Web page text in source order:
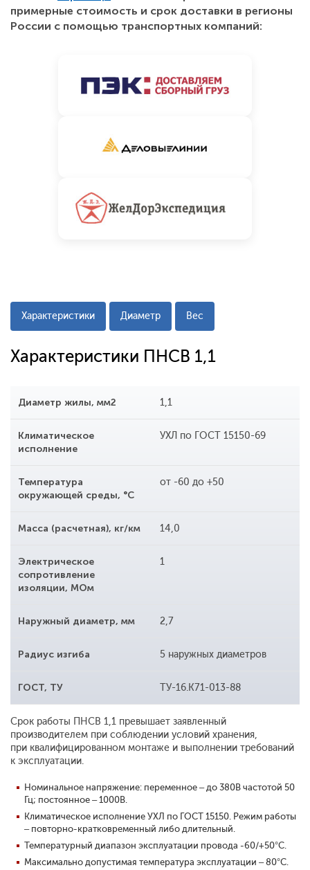
примерные стоимость и срок доставки в регионы
России с помощью транспортных компаний:
Характеристики Диаметр Вес
Характеристики ПНСВ 1,1
Диаметр жилы, мм2 1,1
Климатическое
исполнение
УХЛ по ГОСТ 15150-69
Температура
окружающей среды, °С
от -60 до +50
Масса (расчетная), кг/км 14,0
Электрическое
сопротивление
изоляции, МОм
1
Наружный диаметр, мм 2,7
Радиус изгиба 5 наружных диаметров
ГОСТ, ТУ ТУ-16.К71-013-88
Срок работы ПНСВ 1,1 превышает заявленный
производителем при соблюдении условий хранения,
при квалифицированном монтаже и выполнении требований
к эксплуатации.
Номинальное напряжение: переменное – до 380В частотой 50
Гц; постоянное – 1000В.
Климатическое исполнение УХЛ по ГОСТ 15150. Режим работы
– повторно-кратковременный либо длительный.
Температурный диапазон эксплуатации провода -60/+50°С.
Максимально допустимая температура эксплуатации – 80°С.